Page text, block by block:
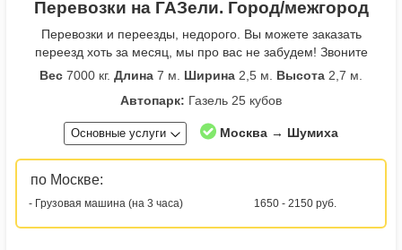
Перевозки на ГАЗели. Город/межгород
Перевозки и переезды, недорого. Вы можете заказать
переезд хоть за месяц, мы про вас не забудем! Звоните
Вес 7000 кг. Длина 7 м. Ширина 2,5 м. Высота 2,7 м.
Автопарк: Газель 25 кубов
Основные услуги Москва → Шумиха
по Москве:
- Грузовая машина (на 3 часа) 1650 - 2150 руб.